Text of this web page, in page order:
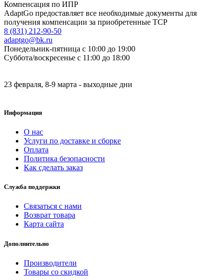
Компенсация по ИПР
AdaptGo предоставляет все необходимые документы для
получения компенсации за приобретенные ТСР
8 (831) 212-90-50
adaptgo@bk.ru
Понедельник-пятница с 10:00 до 19:00
Суббота/воскресенье с 11:00 до 18:00
23 февраля, 8-9 марта - выходные дни
Информация
О нас
Услуги по доставке и сборке
Оплата
Политика безопасности
Как сделать заказ
Служба поддержки
Связаться с нами
Возврат товара
Карта сайта
Дополнительно
Производители
Товары со скидкой